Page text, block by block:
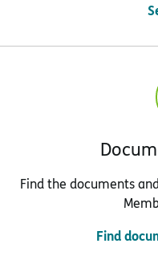
Find the documents
Find